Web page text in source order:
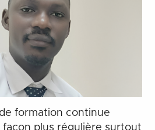
formation continue
façon plus régulière surtout